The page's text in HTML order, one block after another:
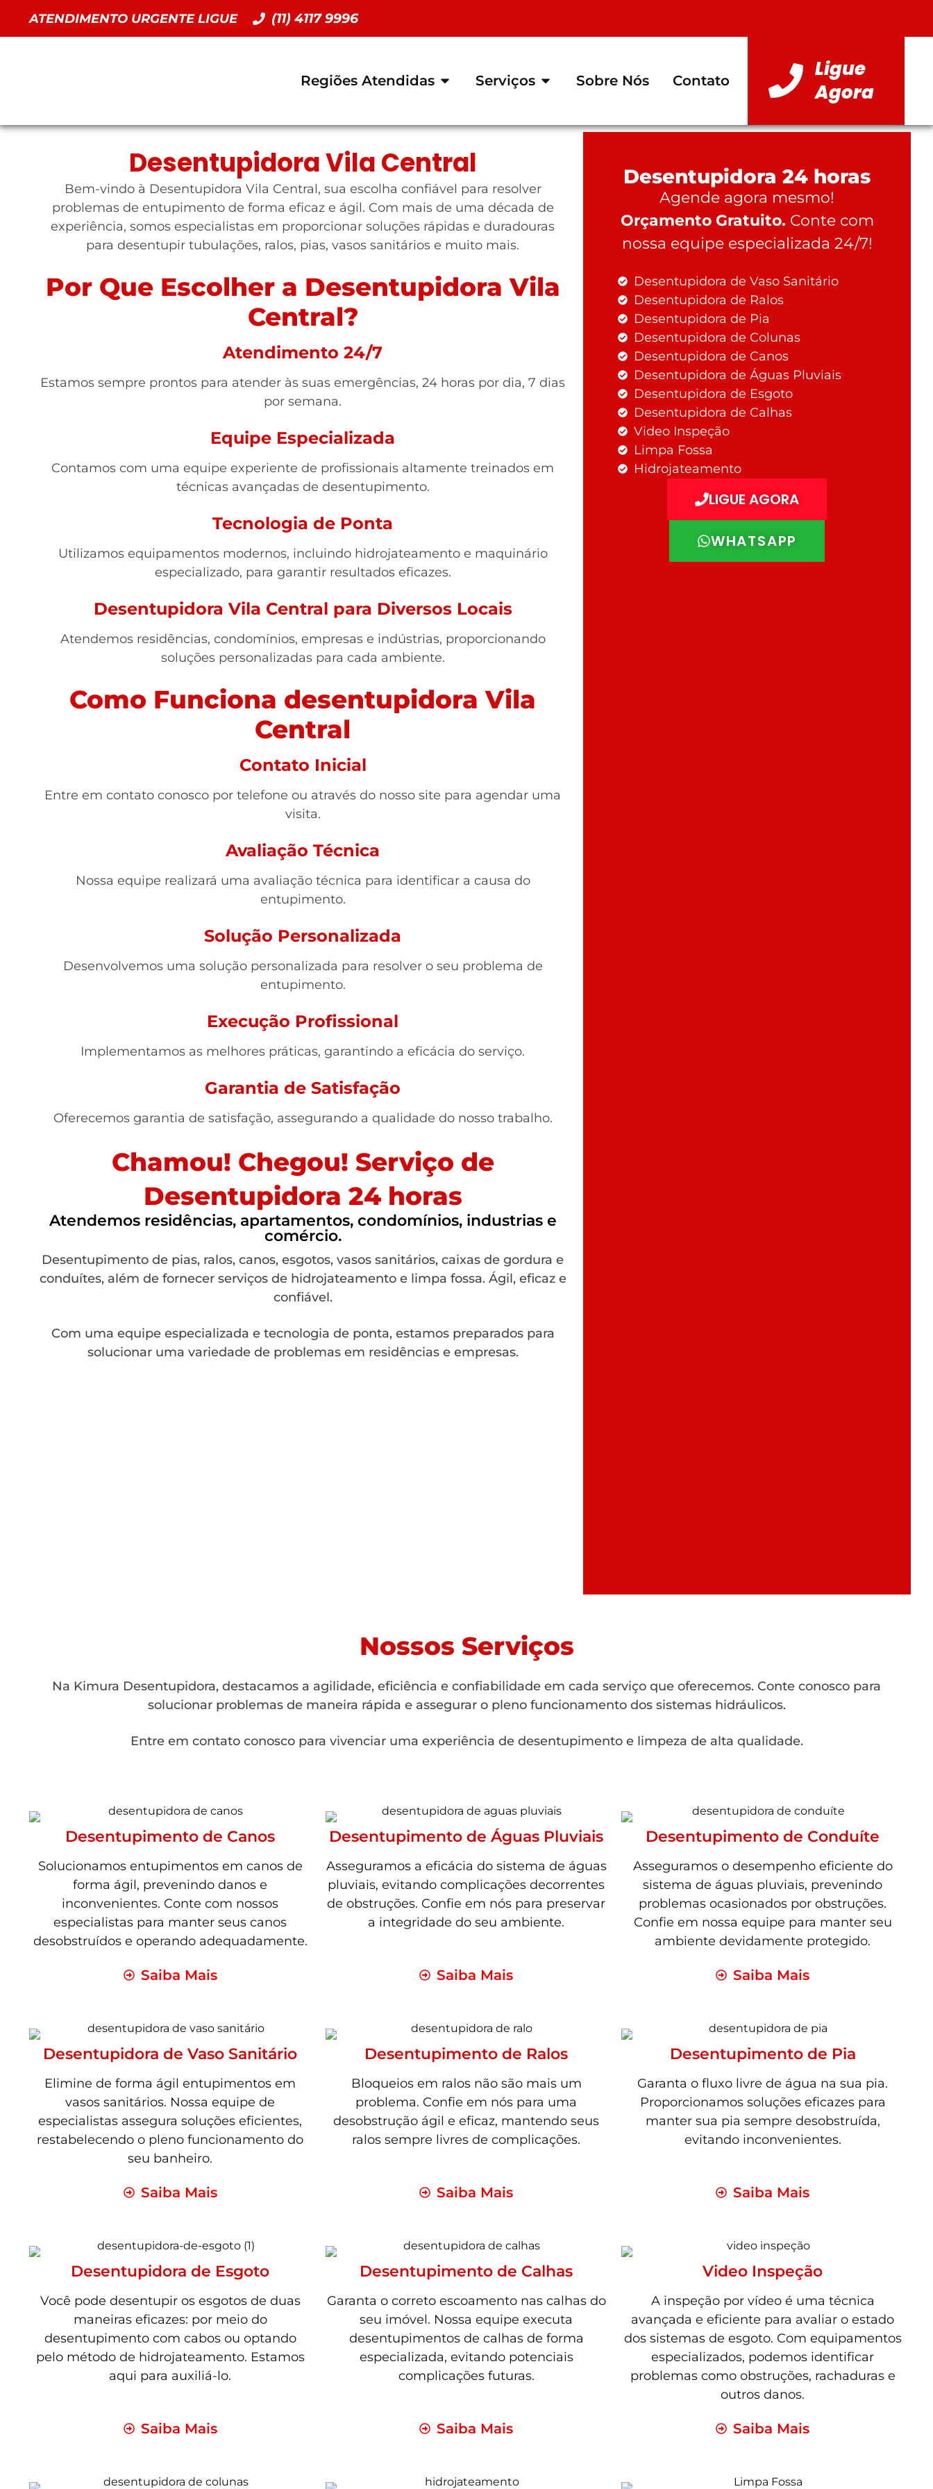
ATENDIMENTO URGENTE LIGUE (11) 4117 9996
Regiões Atendidas Serviços Sobre Nós Contato
Ligue
Agora
Desentupidora Vila Central
Bem-vindo à Desentupidora Vila Central, sua escolha confiável para resolver
problemas de entupimento de forma eficaz e ágil. Com mais de uma década de
experiência, somos especialistas em proporcionar soluções rápidas e duradouras
para desentupir tubulações, ralos, pias, vasos sanitários e muito mais.
Por Que Escolher a Desentupidora Vila
Central?
Atendimento 24/7
Estamos sempre prontos para atender às suas emergências, 24 horas por dia, 7 dias
por semana.
Equipe Especializada
Contamos com uma equipe experiente de profissionais altamente treinados em
técnicas avançadas de desentupimento.
Tecnologia de Ponta
Utilizamos equipamentos modernos, incluindo hidrojateamento e maquinário
especializado, para garantir resultados eficazes.
Desentupidora Vila Central para Diversos Locais
Atendemos residências, condomínios, empresas e indústrias, proporcionando
soluções personalizadas para cada ambiente.
Como Funciona desentupidora Vila
Central
Contato Inicial
Entre em contato conosco por telefone ou através do nosso site para agendar uma
visita.
Avaliação Técnica
Nossa equipe realizará uma avaliação técnica para identificar a causa do
entupimento.
Solução Personalizada
Desenvolvemos uma solução personalizada para resolver o seu problema de
entupimento.
Execução Profissional
Implementamos as melhores práticas, garantindo a eficácia do serviço.
Garantia de Satisfação
Oferecemos garantia de satisfação, assegurando a qualidade do nosso trabalho.
Chamou! Chegou! Serviço de
Desentupidora 24 horas
Atendemos residências, apartamentos, condomínios, industrias e
comércio.
Desentupimento de pias, ralos, canos, esgotos, vasos sanitários, caixas de gordura e
conduítes, além de fornecer serviços de hidrojateamento e limpa fossa. Ágil, eficaz e
confiável.
Com uma equipe especializada e tecnologia de ponta, estamos preparados para
solucionar uma variedade de problemas em residências e empresas.
Desentupidora 24 horas
Agende agora mesmo!
Orçamento Gratuito. Conte com
nossa equipe especializada 24/7!
Desentupidora de Vaso Sanitário
Desentupidora de Ralos
Desentupidora de Pia
Desentupidora de Colunas
Desentupidora de Canos
Desentupidora de Águas Pluviais
Desentupidora de Esgoto
Desentupidora de Calhas
Video Inspeção
Limpa Fossa
Hidrojateamento
LIGUE AGORA
WHATSAPP
Nossos Serviços
Na Kimura Desentupidora, destacamos a agilidade, eficiência e confiabilidade em cada serviço que oferecemos. Conte conosco para
solucionar problemas de maneira rápida e assegurar o pleno funcionamento dos sistemas hidráulicos.
Entre em contato conosco para vivenciar uma experiência de desentupimento e limpeza de alta qualidade.
Desentupimento de Canos
Solucionamos entupimentos em canos de
forma ágil, prevenindo danos e
inconvenientes. Conte com nossos
especialistas para manter seus canos
desobstruídos e operando adequadamente.
Saiba Mais
Desentupimento de Águas Pluviais
Asseguramos a eficácia do sistema de águas
pluviais, evitando complicações decorrentes
de obstruções. Confie em nós para preservar
a integridade do seu ambiente.
Saiba Mais
Desentupimento de Conduíte
Asseguramos o desempenho eficiente do
sistema de águas pluviais, prevenindo
problemas ocasionados por obstruções.
Confie em nossa equipe para manter seu
ambiente devidamente protegido.
Saiba Mais
Desentupidora de Vaso Sanitário
Elimine de forma ágil entupimentos em
vasos sanitários. Nossa equipe de
especialistas assegura soluções eficientes,
restabelecendo o pleno funcionamento do
seu banheiro.
Saiba Mais
Desentupimento de Ralos
Bloqueios em ralos não são mais um
problema. Confie em nós para uma
desobstrução ágil e eficaz, mantendo seus
ralos sempre livres de complicações.
Saiba Mais
Desentupimento de Pia
Garanta o fluxo livre de água na sua pia.
Proporcionamos soluções eficazes para
manter sua pia sempre desobstruída,
evitando inconvenientes.
Saiba Mais
Desentupidora de Esgoto
Você pode desentupir os esgotos de duas
maneiras eficazes: por meio do
desentupimento com cabos ou optando
pelo método de hidrojateamento. Estamos
aqui para auxiliá-lo.
Saiba Mais
Desentupimento de Calhas
Garanta o correto escoamento nas calhas do
seu imóvel. Nossa equipe executa
desentupimentos de calhas de forma
especializada, evitando potenciais
complicações futuras.
Saiba Mais
Video Inspeção
A inspeção por vídeo é uma técnica
avançada e eficiente para avaliar o estado
dos sistemas de esgoto. Com equipamentos
especializados, podemos identificar
problemas como obstruções, rachaduras e
outros danos.
Saiba Mais